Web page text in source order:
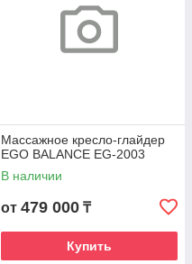
Массажное кресло-глайдер
EGO BALANCE EG-2003
В наличии
от 479 000 ₸
Купить